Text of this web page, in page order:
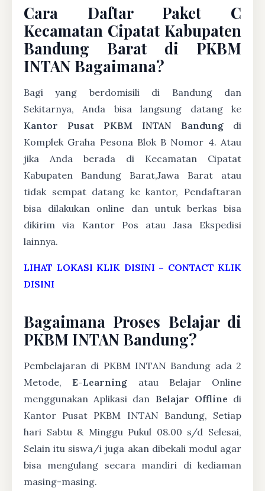
Cara Daftar Paket C
Kecamatan Cipatat Kabupaten
Bandung Barat di PKBM
INTAN Bagaimana?
Bagi yang berdomisili di Bandung dan
Sekitarnya, Anda bisa langsung datang ke
Kantor Pusat PKBM INTAN Bandung di
Komplek Graha Pesona Blok B Nomor 4. Atau
jika Anda berada di Kecamatan Cipatat
Kabupaten Bandung Barat,Jawa Barat atau
tidak sempat datang ke kantor, Pendaftaran
bisa dilakukan online dan untuk berkas bisa
dikirim via Kantor Pos atau Jasa Ekspedisi
lainnya.
LIHAT LOKASI KLIK DISINI – CONTACT KLIK
DISINI
Bagaimana Proses Belajar di
PKBM INTAN Bandung?
Pembelajaran di PKBM INTAN Bandung ada 2
Metode,E-Learning atau Belajar Online
menggunakan Aplikasi dan Belajar Offline di
Kantor Pusat PKBM INTAN Bandung, Setiap
hari Sabtu & Minggu Pukul 08.00 s/d Selesai,
Selain itu siswa/i juga akan dibekali modul agar
bisa mengulang secara mandiri di kediaman
masing-masing.